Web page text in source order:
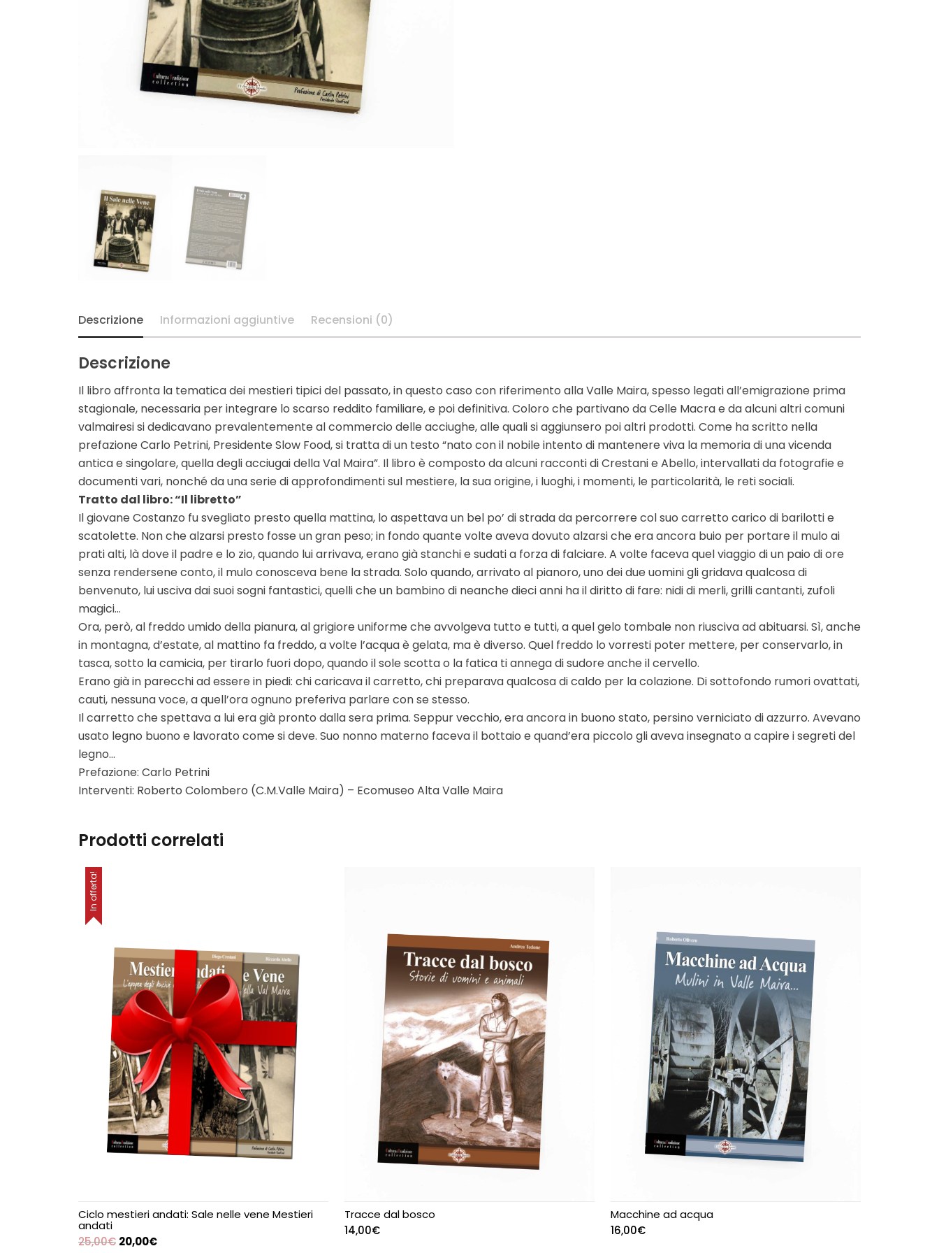
Descrizione Informazioni aggiuntive Recensioni (0)
Descrizione
Il libro affronta la tematica dei mestieri tipici del passato, in questo caso con riferimento alla Valle Maira, spesso legati all’emigrazione prima
stagionale, necessaria per integrare lo scarso reddito familiare, e poi definitiva. Coloro che partivano da Celle Macra e da alcuni altri comuni
valmairesi si dedicavano prevalentemente al commercio delle acciughe, alle quali si aggiunsero poi altri prodotti. Come ha scritto nella
prefazione Carlo Petrini, Presidente Slow Food, si tratta di un testo “nato con il nobile intento di mantenere viva la memoria di una vicenda
antica e singolare, quella degli acciugai della Val Maira”. Il libro è composto da alcuni racconti di Crestani e Abello, intervallati da fotografie e
documenti vari, nonché da una serie di approfondimenti sul mestiere, la sua origine, i luoghi, i momenti, le particolarità, le reti sociali.
Tratto dal libro: “Il libretto”
Il giovane Costanzo fu svegliato presto quella mattina, lo aspettava un bel po’ di strada da percorrere col suo carretto carico di barilotti e
scatolette. Non che alzarsi presto fosse un gran peso; in fondo quante volte aveva dovuto alzarsi che era ancora buio per portare il mulo ai
prati alti, là dove il padre e lo zio, quando lui arrivava, erano già stanchi e sudati a forza di falciare. A volte faceva quel viaggio di un paio di ore
senza rendersene conto, il mulo conosceva bene la strada. Solo quando, arrivato al pianoro, uno dei due uomini gli gridava qualcosa di
benvenuto, lui usciva dai suoi sogni fantastici, quelli che un bambino di neanche dieci anni ha il diritto di fare: nidi di merli, grilli cantanti, zufoli
magici…
Ora, però, al freddo umido della pianura, al grigiore uniforme che avvolgeva tutto e tutti, a quel gelo tombale non riusciva ad abituarsi. Sì, anche
in montagna, d’estate, al mattino fa freddo, a volte l’acqua è gelata, ma è diverso. Quel freddo lo vorresti poter mettere, per conservarlo, in
tasca, sotto la camicia, per tirarlo fuori dopo, quando il sole scotta o la fatica ti annega di sudore anche il cervello.
Erano già in parecchi ad essere in piedi: chi caricava il carretto, chi preparava qualcosa di caldo per la colazione. Di sottofondo rumori ovattati,
cauti, nessuna voce, a quell’ora ognuno preferiva parlare con se stesso.
Il carretto che spettava a lui era già pronto dalla sera prima. Seppur vecchio, era ancora in buono stato, persino verniciato di azzurro. Avevano
usato legno buono e lavorato come si deve. Suo nonno materno faceva il bottaio e quand’era piccolo gli aveva insegnato a capire i segreti del
legno…
Prefazione: Carlo Petrini
Interventi: Roberto Colombero (C.M.Valle Maira) – Ecomuseo Alta Valle Maira
Prodotti correlati
In offerta!
Ciclo mestieri andati: Sale nelle vene Mestieri
andati
25,00€ 20,00€
Tracce dal bosco
14,00€
Macchine ad acqua
16,00€